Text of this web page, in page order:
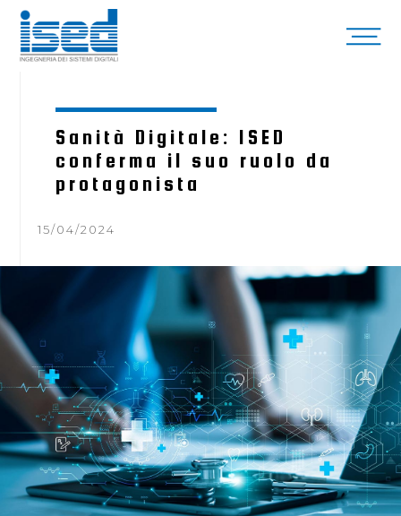
Sanità Digitale: ISED
conferma il suo ruolo da
protagonista
15/04/2024